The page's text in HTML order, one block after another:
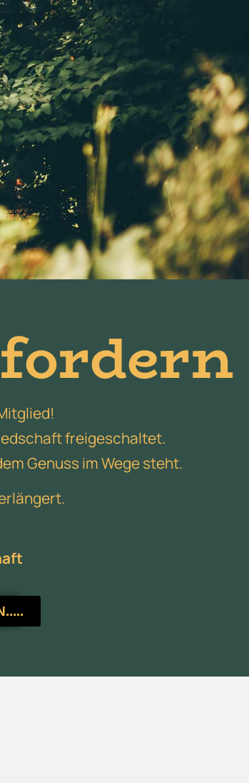
freigeschaltet.
Genuss im Wege steht.